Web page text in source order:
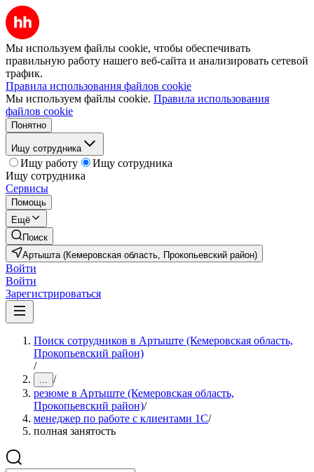
Мы используем файлы cookie, чтобы обеспечивать
правильную работу нашего веб-сайта и анализировать сетевой
трафик.
Правила использования файлов cookie
Мы используем файлы cookie. Правила использования
файлов cookie
Понятно
Ищу сотрудника
Ищу работу
Ищу сотрудника
Ищу сотрудника
Сервисы
Помощь
Ещё
Поиск
Артышта (Кемеровская область, Прокопьевский район)
Войти
Войти
Зарегистрироваться
Поиск сотрудников в Артыште (Кемеровская область,
Прокопьевский район)
/
... /
резюме в Артыште (Кемеровская область,
Прокопьевский район)/
менеджер по работе с клиентами 1С/
полная занятость